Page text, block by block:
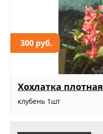
300 руб.
Хохлатка плотная
клубень 1шт